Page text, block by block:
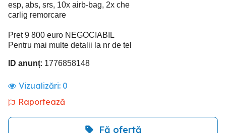
esp, abs, srs, 10x airb-bag, 2x che
carlig remorcare
Pret 9 800 euro NEGOCIABIL
Pentru mai multe detalii la nr de tel
ID anunț: 1776858148
Vizualizări: 0
Raportează
Fă ofertă